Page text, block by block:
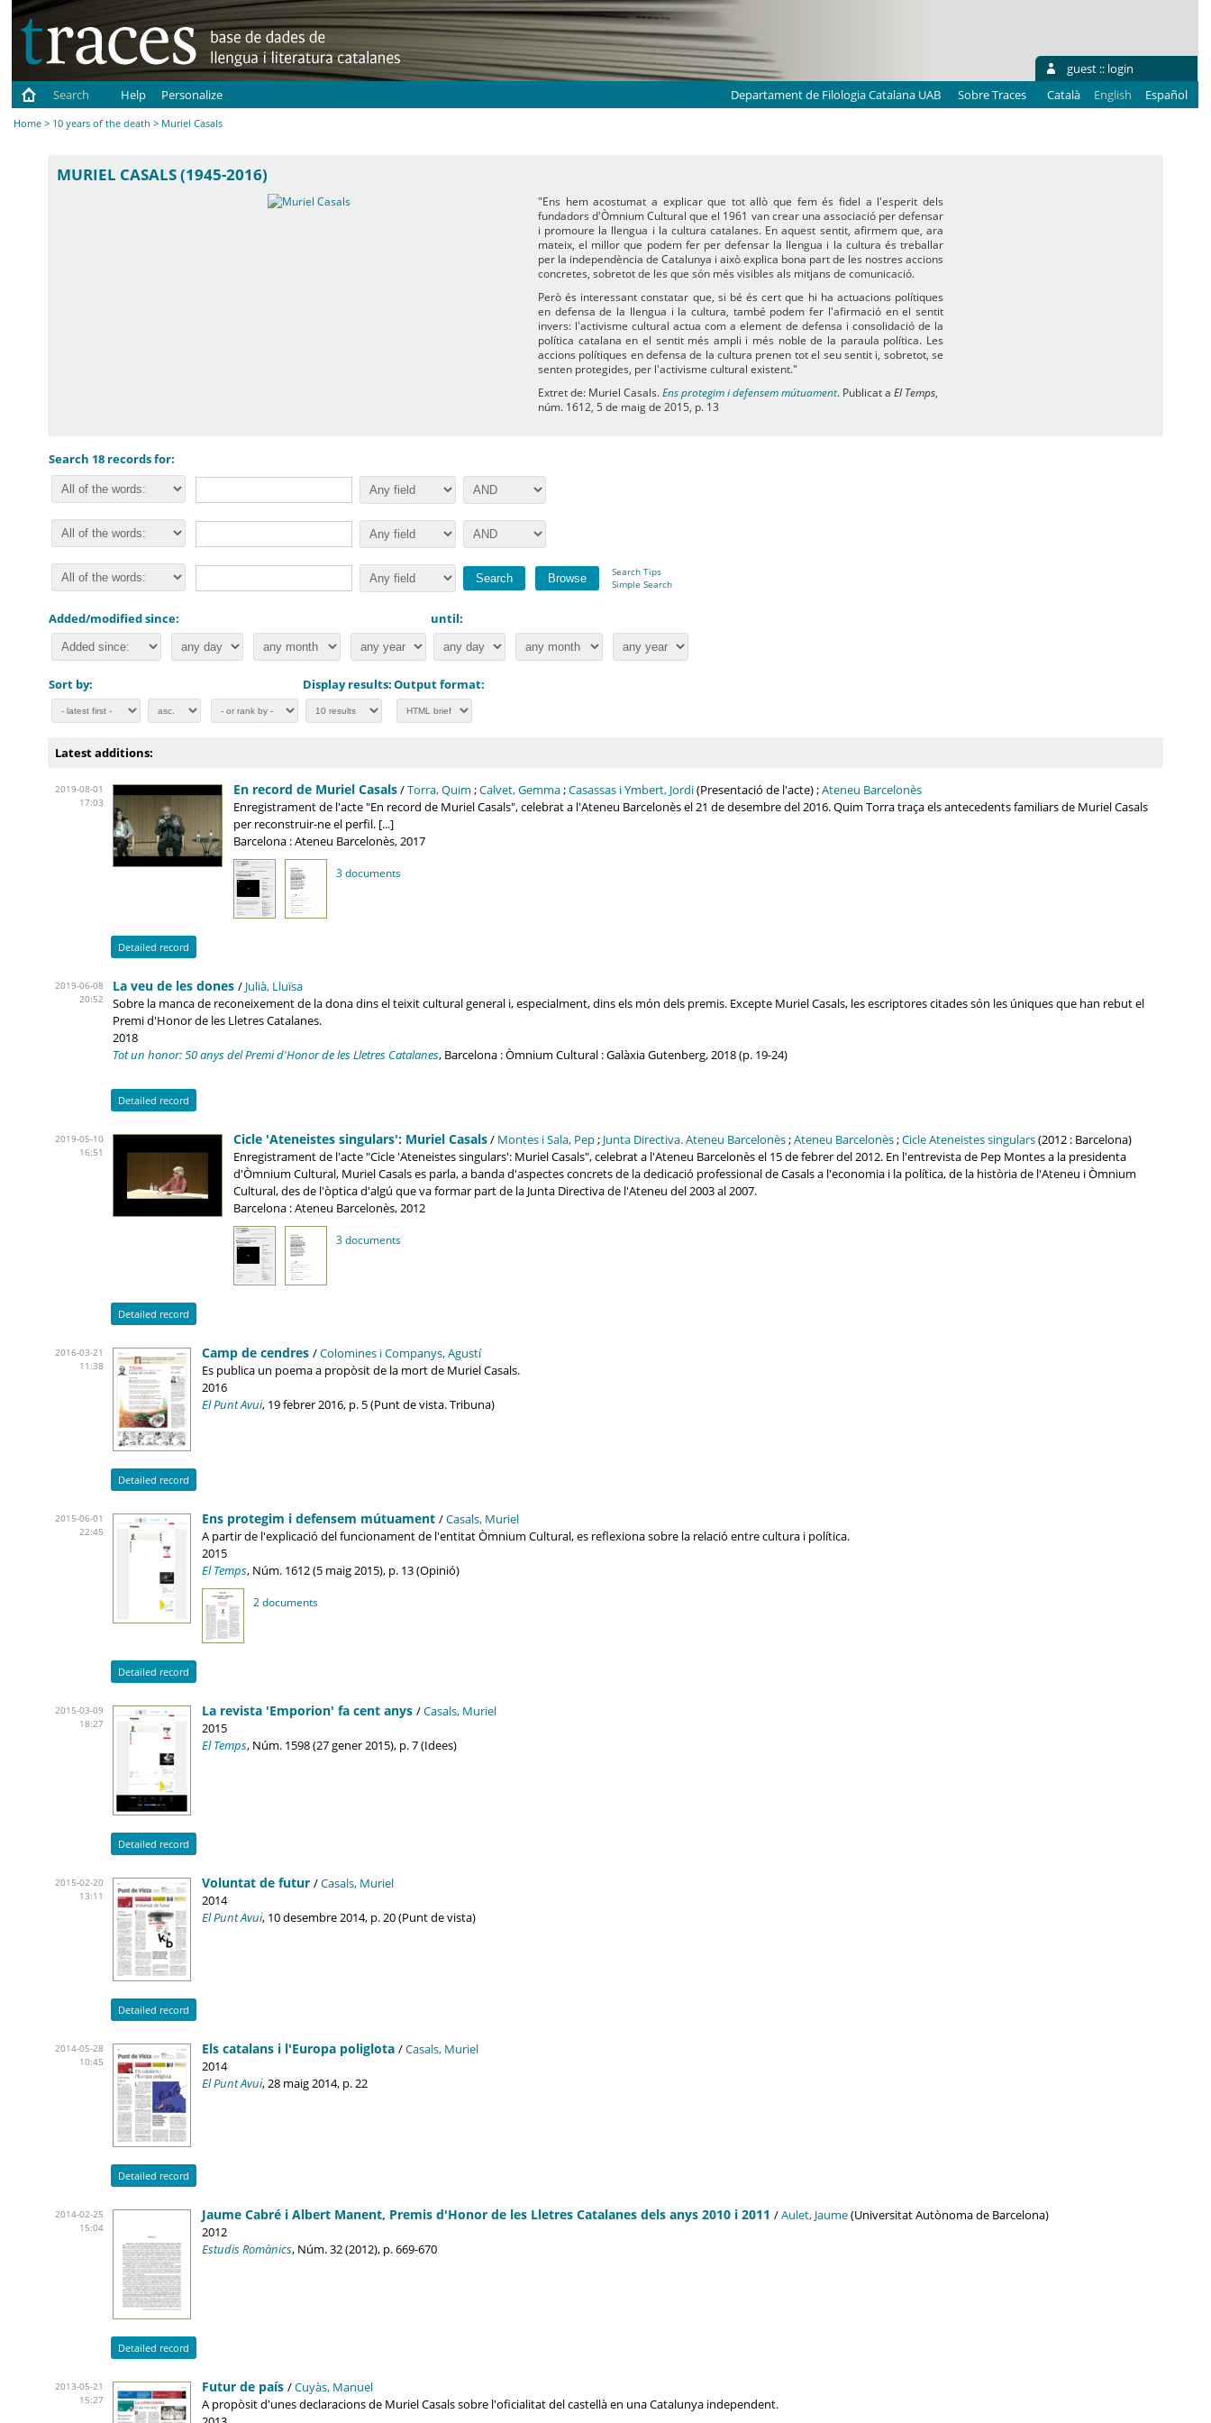
guest :: login
Search
Help Personalize Departament de Filologia Catalana UAB Sobre Traces Català English Español
Home > 10 years of the death > Muriel Casals
MURIEL CASALS (1945-2016)
"Ens hem acostumat a explicar que tot allò que fem és fidel a l'esperit dels
fundadors d'Òmnium Cultural que el 1961 van crear una associació per defensar
i promoure la llengua i la cultura catalanes. En aquest sentit, afirmem que, ara
mateix, el millor que podem fer per defensar la llengua i la cultura és treballar
per la independència de Catalunya i això explica bona part de les nostres accions
concretes, sobretot de les que són més visibles als mitjans de comunicació.
Però és interessant constatar que, si bé és cert que hi ha actuacions polítiques
en defensa de la llengua i la cultura, també podem fer l'afirmació en el sentit
invers: l'activisme cultural actua com a element de defensa i consolidació de la
política catalana en el sentit més ampli i més noble de la paraula política. Les
accions polítiques en defensa de la cultura prenen tot el seu sentit i, sobretot, se
senten protegides, per l'activisme cultural existent."
Extret de: Muriel Casals.Ens protegim i defensem mútuament. Publicat a El Temps,
núm. 1612, 5 de maig de 2015, p. 13
Search 18 records for:
Search Tips
Simple Search
Added/modified since: until:
Sort by: Display results:Output format:
Latest additions:
2019-08-01
17:03
En record de Muriel Casals/Torra, Quim ;Calvet, Gemma;Casassas i Ymbert, Jordi(Presentació de l'acte) ;Ateneu Barcelonès
Enregistrament de l'acte "En record de Muriel Casals", celebrat a l'Ateneu Barcelonès el 21 de desembre del 2016. Quim Torra traça els antecedents familiars de Muriel Casals
per reconstruir-ne el perfil. [...]
Barcelona : Ateneu Barcelonès, 2017
3 documents
Detailed record
2019-06-08
20:52
La veu de les dones / Julià, Lluïsa
Sobre la manca de reconeixement de la dona dins el teixit cultural general i, especialment, dins els món dels premis. Excepte Muriel Casals, les escriptores citades són les úniques que han rebut el
Premi d'Honor de les Lletres Catalanes.
2018
Tot un honor: 50 anys del Premi d'Honor de les Lletres Catalanes, Barcelona : Òmnium Cultural : Galàxia Gutenberg, 2018 (p. 19-24)
Detailed record
2019-05-10
16:51
Cicle 'Ateneistes singulars': Muriel Casals/ Montes i Sala, Pep; Junta Directiva. Ateneu Barcelonès;Ateneu Barcelonès;Cicle Ateneistes singulars(2012 : Barcelona)
Enregistrament de l'acte "Cicle 'Ateneistes singulars': Muriel Casals", celebrat a l'Ateneu Barcelonès el 15 de febrer del 2012. En l'entrevista de Pep Montes a la presidenta
d'Òmnium Cultural, Muriel Casals es parla, a banda d'aspectes concrets de la dedicació professional de Casals a l'economia i la política, de la història de l'Ateneu i Òmnium
Cultural, des de l'òptica d'algú que va formar part de la Junta Directiva de l'Ateneu del 2003 al 2007.
Barcelona : Ateneu Barcelonès, 2012
3 documents
Detailed record
2016-03-21
11:38
Camp de cendres /Colomines i Companys, Agustí
Es publica un poema a propòsit de la mort de Muriel Casals.
2016
El Punt Avui, 19 febrer 2016, p. 5 (Punt de vista. Tribuna)
Detailed record
2015-06-01
22:45
Ens protegim i defensem mútuament /Casals, Muriel
A partir de l'explicació del funcionament de l'entitat Òmnium Cultural, es reflexiona sobre la relació entre cultura i política.
2015
El Temps, Núm. 1612 (5 maig 2015), p. 13 (Opinió)
2 documents
Detailed record
2015-03-09
18:27
La revista 'Emporion' fa cent anys /Casals, Muriel
2015
El Temps, Núm. 1598 (27 gener 2015), p. 7 (Idees)
Detailed record
2015-02-20
13:11
Voluntat de futur /Casals, Muriel
2014
El Punt Avui, 10 desembre 2014, p. 20 (Punt de vista)
Detailed record
2014-05-28
10:45
Els catalans i l'Europa poliglota /Casals, Muriel
2014
El Punt Avui, 28 maig 2014, p. 22
Detailed record
2014-02-25
15:04
Jaume Cabré i Albert Manent, Premis d'Honor de les Lletres Catalanes dels anys 2010 i 2011 /Aulet, Jaume(Universitat Autònoma de Barcelona)
2012
Estudis Romànics, Núm. 32 (2012), p. 669-670
Detailed record
2013-05-21
15:27
Futur de país /Cuyàs, Manuel
A propòsit d'unes declaracions de Muriel Casals sobre l'oficialitat del castellà en una Catalunya independent.